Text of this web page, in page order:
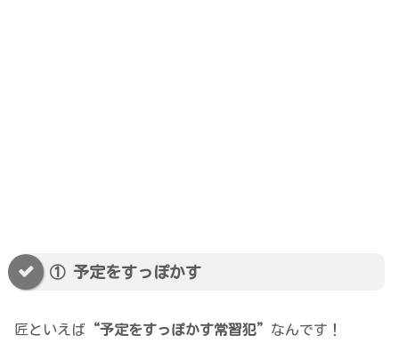
① 予定をすっぽかす
匠といえば “予定をすっぽかす常習犯” なんです！